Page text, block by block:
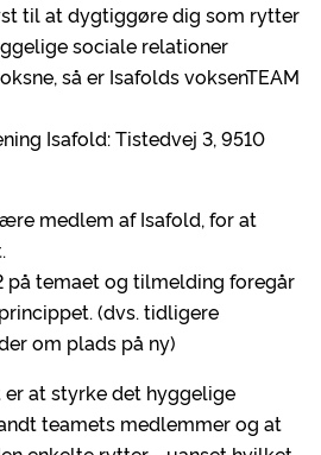
til at dygtiggøre dig som rytter
sociale relationer
så er Isafolds voksenTEAM
Isafold: Tistedvej 3, 9510
medlem af Isafold, for at
på temaet og tilmelding foregår
(dvs. tidligere
om plads på ny)
at styrke det hyggelige
teamets medlemmer og at